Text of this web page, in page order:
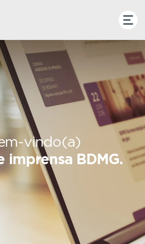
vindo(a)
imprensa BDMG.